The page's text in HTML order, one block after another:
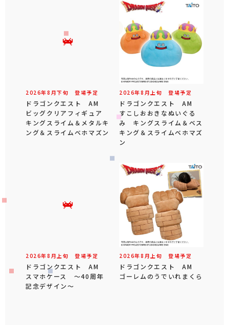
2026年8 月下旬 登場予定
ドラゴンクエスト AM
ビッグクリアフィギュア
キングスライム＆メタルキ
ング＆スライムベホマズン
2026年8 月 上旬 登場予定
ドラゴンクエスト AM
すこしおおきなぬいぐる
み キングスライム＆ベス
キング＆スライムベホマズ
ン
2026年8 月 上旬 登場予定
ドラゴンクエスト AM
スマホケース ～40周年
記念デザイン～
2026年8 月 上旬 登場予定
ドラゴンクエスト AM
ゴーレムのうでいれまくら